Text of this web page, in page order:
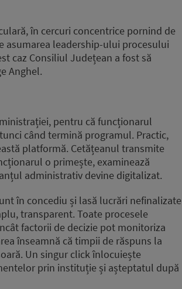
în cercuri concentrice pornind de
asumarea leadership-ului procesului
caz Consiliul Județean a fost să
Anghel.
pentru că funcționarul
când termină programul. Practic,
platformă. Cetățeanul transmite
o primește, examinează
administrativ devine digitalizat.
în concediu și lasă lucrări nefinalizate
transparent. Toate procesele
factorii de decizie pot monitoriza
înseamnă că timpii de răspuns la
Un singur click înlocuiește
prin instituție și așteptatul după